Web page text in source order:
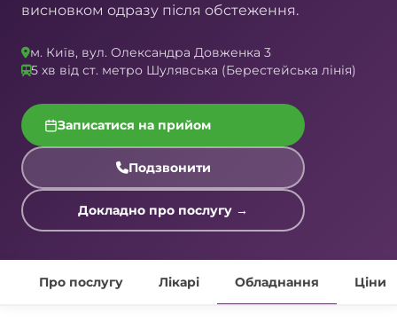
висновком одразу після обстеження.
м. Київ, вул. Олександра Довженка 3
5 хв від ст. метро Шулявська (Берестейська лінія)
Записатися на прийом
Подзвонити
Докладно про послугу →
Про послугу Лікарі Обладнання Ціни